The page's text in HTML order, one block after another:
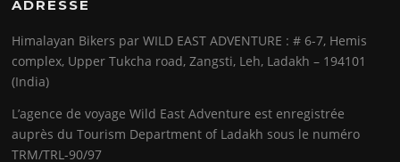
ADRESSE
Himalayan Bikers par WILD EAST ADVENTURE : # 6-7, Hemis
complex, Upper Tukcha road, Zangsti, Leh, Ladakh – 194101
(India)
L’agence de voyage Wild East Adventure est enregistrée
auprès du Tourism Department of Ladakh sous le numéro
TRM/TRL-90/97